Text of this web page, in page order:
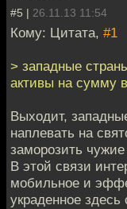
#5 | 26.11.13 11:54
Кому: Цитата, #1
> западные
активы на сумму
Выходит,
наплевать на
заморозить чужие
В этой связи
мобильное и
украденное